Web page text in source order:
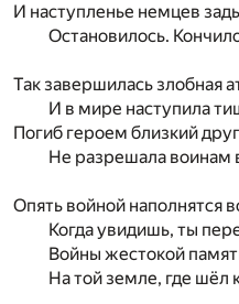
И наступленье немцев
Остановилось.
Так завершилась злобная
И в мире наступила
Погиб героем близкий
Не разрешала воинам
Опять войной наполнятся
Когда увидишь, ты
Войны жестокой
На той земле, где шёл